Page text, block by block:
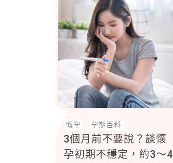
懷孕 孕期百科
3個月前不要說？談懷
孕初期不穩定，約3～4